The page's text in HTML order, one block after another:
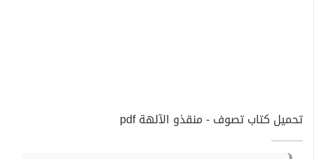
تحميل كتاب تصوف - منقذو الآلهة pdf